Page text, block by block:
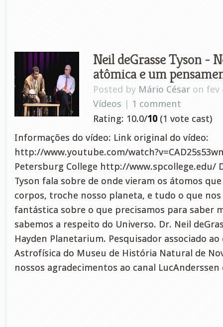
Neil deGrasse Tyson -
atômica e um
Posted by Mário César on fev
Vídeos | 1 comment
Rating: 10.0/10 (1 vote cast)
Informações do vídeo: Link original do vídeo:
http://www.youtube.com/
Petersburg College http://www.spcollege.edu/
Tyson fala sobre de onde vieram os átomos
corpos, troche nosso planeta, e tudo o que nos
fantástica sobre o que precisamos para saber
sabemos a respeito do Universo. Dr. Neil
Hayden Planetarium. Pesquisador associado
Astrofísica do Museu de História Natural de
nossos agradecimentos ao canal